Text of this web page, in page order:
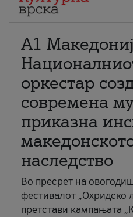
А1
оркестар
современа
приказна
наследство
Во пресрет на
фестивалот „Охридско
претстави кампањата